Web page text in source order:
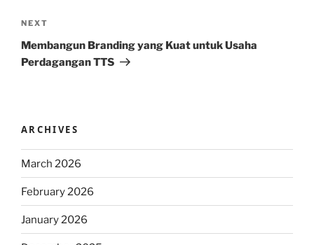
Next
Post
NEXT
Membangun Branding yang Kuat untuk Usaha
Perdagangan TTS
ARCHIVES
March 2026
February 2026
January 2026